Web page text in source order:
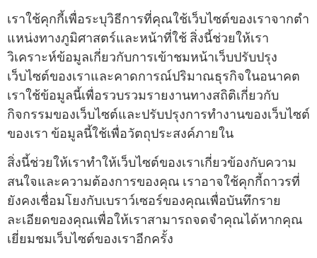
เราใช้คุกกี้เพื่อระบุวิธีการที่คุณใช้เว็บไซต์ของเราจากตํา
แหน่งทางภูมิศาสตร์และหน้าที่ใช้ สิ่งนี้ช่วยให้เรา
วิเคราะห์ข้อมูลเกี่ยวกับการเข้าชมหน้าเว็บปรับปรุง
เว็บไซต์ของเราและคาดการณ์ปริมาณธุรกิจในอนาคต
เราใช้ข้อมูลนี้เพื่อรวบรวมรายงานทางสถิติเกี่ยวกับ
กิจกรรมของเว็บไซต์และปรับปรุงการทํางานของเว็บไซต์
ของเรา ข้อมูลนี้ใช้เพื่อวัตถุประสงค์ภายใน
สิ่งนี้ช่วยให้เราทําให้เว็บไซต์ของเราเกี่ยวข้องกับความ
สนใจและความต้องการของคุณ เราอาจใช้คุกกี้ถาวรที่
ยังคงเชื่อมโยงกับเบราว์เซอร์ของคุณเพื่อบันทึกราย
ละเอียดของคุณเพื่อให้เราสามารถจดจําคุณได้หากคุณ
เยี่ยมชมเว็บไซต์ของเราอีกครั้ง